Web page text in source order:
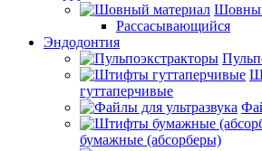
Рассасывающийся
Эндодонтия
гуттаперчивые
бумажные (абсорберы)